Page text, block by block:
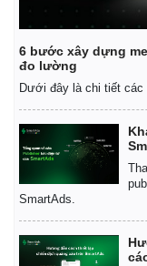
6 bước xây dựng
đo lường
Dưới đây là chi tiết các
SmartAds.